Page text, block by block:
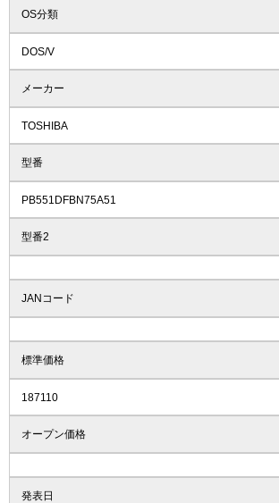
OS分類
DOS/V
メーカー
TOSHIBA
型番
PB551DFBN75A51
型番2
JANコード
標準価格
187110
オープン価格
発表日